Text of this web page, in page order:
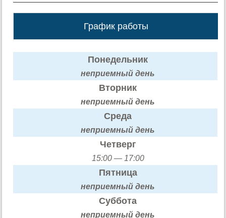
График работы
Понедельник
неприемный день
Вторник
неприемный день
Среда
неприемный день
Четверг
15:00 — 17:00
Пятница
неприемный день
Суббота
неприемный день